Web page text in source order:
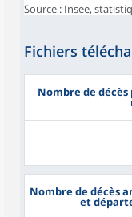
Source : Insee,
Fichiers
Nombre de
Nombre de décès
et